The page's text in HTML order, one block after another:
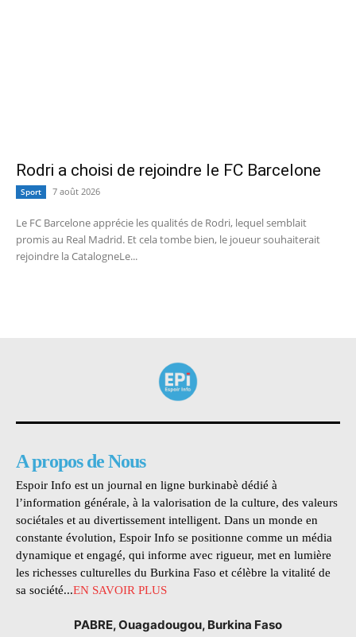
Rodri a choisi de rejoindre le FC Barcelone
Sport 7 août 2026
Le FC Barcelone apprécie les qualités de Rodri, lequel semblait
promis au Real Madrid. Et cela tombe bien, le joueur souhaiterait
rejoindre la CatalogneLe...
A propos de Nous
Espoir Info est un journal en ligne burkinabè dédié à
l’information générale, à la valorisation de la culture, des valeurs
sociétales et au divertissement intelligent. Dans un monde en
constante évolution, Espoir Info se positionne comme un média
dynamique et engagé, qui informe avec rigueur, met en lumière
les richesses culturelles du Burkina Faso et célèbre la vitalité de
sa société...EN SAVOIR PLUS
PABRE, Ouagadougou, Burkina Faso